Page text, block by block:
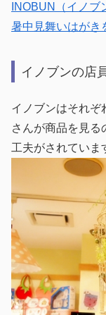
INOBUN（イノ
暑中見舞いはがき
イノブンの店
イノブンはそれぞ
さんが商品を見る
工夫がされていま